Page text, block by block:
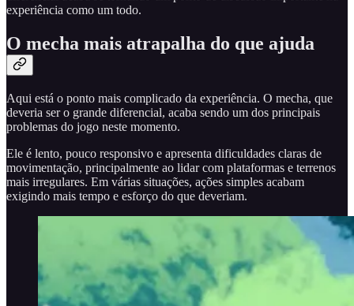
experiência como um todo.
O mecha mais atrapalha do que ajuda
Aqui está o ponto mais complicado da experiência. O mecha, que
deveria ser o grande diferencial, acaba sendo um dos principais
problemas do jogo neste momento.
Ele é lento, pouco responsivo e apresenta dificuldades claras de
movimentação, principalmente ao lidar com plataformas e terrenos
mais irregulares. Em várias situações, ações simples acabam
exigindo mais tempo e esforço do que deveriam.